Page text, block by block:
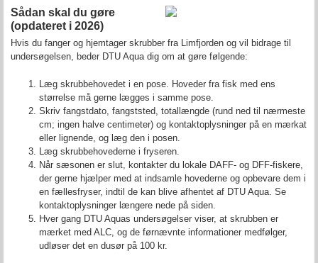
Sådan skal du gøre
(opdateret i 2026)
Hvis du fanger og hjemtager skrubber fra Limfjorden og vil bidrage til
undersøgelsen, beder DTU Aqua dig om at gøre følgende:
Læg skrubbehovedet i en pose. Hoveder fra fisk med ens
størrelse må gerne lægges i samme pose.
Skriv fangstdato, fangststed, totallængde (rund ned til nærmeste
cm; ingen halve centimeter) og kontaktoplysninger på en mærkat
eller lignende, og læg den i posen.
Læg skrubbehovederne i fryseren.
Når sæsonen er slut, kontakter du lokale DAFF- og DFF-fiskere,
der gerne hjælper med at indsamle hovederne og opbevare dem i
en fællesfryser, indtil de kan blive afhentet af DTU Aqua. Se
kontaktoplysninger længere nede på siden.
Hver gang DTU Aquas undersøgelser viser, at skrubben er
mærket med ALC, og de førnævnte informationer medfølger,
udløser det en dusør på 100 kr.